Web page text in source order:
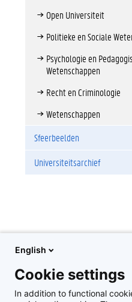
Open Universiteit
Politieke en Sociale
Psychologie en
Wetenschappen
Recht en Criminologie
Wetenschappen
Sfeerbeelden
Universiteitsarchief
English
Cookie settings
In addition to functional